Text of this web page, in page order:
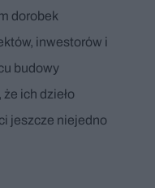
dorobek
inwestorów i
budowy
ich dzieło
jeszcze niejedno